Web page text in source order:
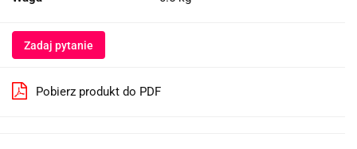
Zadaj pytanie
Pobierz produkt do PDF